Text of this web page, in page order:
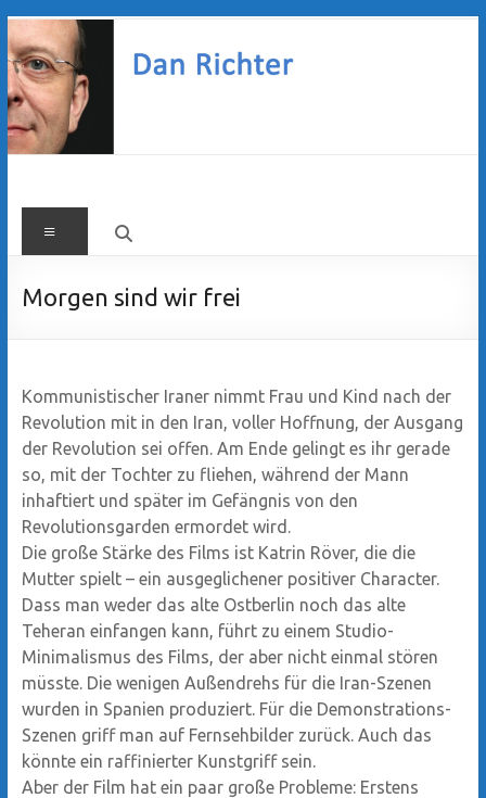
Zum
Inhalt
springen
Dan
Richter
Menü
Morgen sind wir frei
Kommunistischer Iraner nimmt Frau und Kind nach der
Revolution mit in den Iran, voller Hoffnung, der Ausgang
der Revolution sei offen. Am Ende gelingt es ihr gerade
so, mit der Tochter zu fliehen, während der Mann
inhaftiert und später im Gefängnis von den
Revolutionsgarden ermordet wird.
Die große Stärke des Films ist Katrin Röver, die die
Mutter spielt – ein ausgeglichener positiver Character.
Dass man weder das alte Ostberlin noch das alte
Teheran einfangen kann, führt zu einem Studio-
Minimalismus des Films, der aber nicht einmal stören
müsste. Die wenigen Außendrehs für die Iran-Szenen
wurden in Spanien produziert. Für die Demonstrations-
Szenen griff man auf Fernsehbilder zurück. Auch das
könnte ein raffinierter Kunstgriff sein.
Aber der Film hat ein paar große Probleme: Erstens